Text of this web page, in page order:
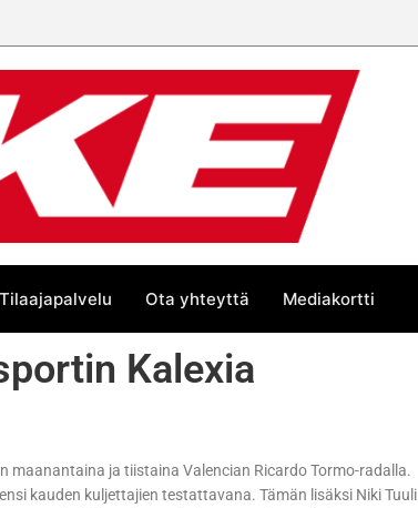
Tilaajapalvelu Ota yhteyttä Mediakortti
Kalexia
ja tiistaina Valencian Ricardo Tormo-radalla.
kauden kuljettajien testattavana. Tämän lisäksi Niki Tuuli